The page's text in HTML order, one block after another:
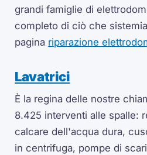
grandi famiglie di
completo di ciò che
pagina riparazione
Lavatrici
È la regina delle nostre
8.425 interventi alle spalle:
calcare dell'acqua dura,
in centrifuga, pompe di